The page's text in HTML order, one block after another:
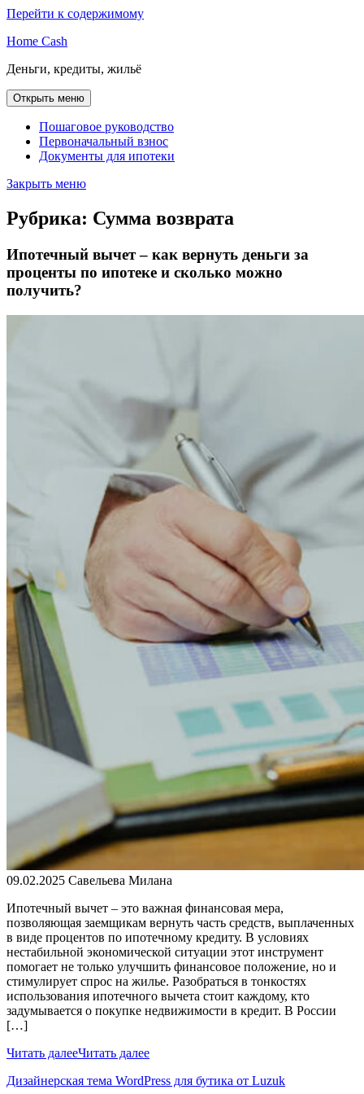
Перейти к содержимому
Home Cash
Деньги, кредиты, жильё
Открыть меню
Пошаговое руководство
Первоначальный взнос
Документы для ипотеки
Закрыть меню
Рубрика: Сумма возврата
Ипотечный вычет – как вернуть деньги за
проценты по ипотеке и сколько можно
получить?
09.02.2025 Савельева Милана
Ипотечный вычет – это важная финансовая мера,
позволяющая заемщикам вернуть часть средств, выплаченных
в виде процентов по ипотечному кредиту. В условиях
нестабильной экономической ситуации этот инструмент
помогает не только улучшить финансовое положение, но и
стимулирует спрос на жилье. Разобраться в тонкостях
использования ипотечного вычета стоит каждому, кто
задумывается о покупке недвижимости в кредит. В России
[…]
Читать далееЧитать далее
Дизайнерская тема WordPress для бутика от Luzuk